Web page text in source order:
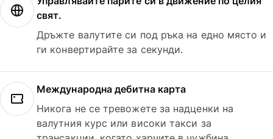
свят.
Дръжте валутите си под ръка на едно място и
ги конвертирайте за секунди.
Международна дебитна карта
Никога не се тревожете за надценки на
валутния курс или високи такси за